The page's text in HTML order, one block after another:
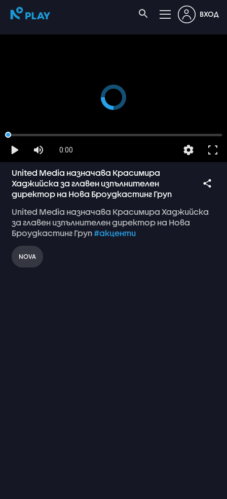
ВХОД
0:00
United Media назначава Красимира
Хаджийска за главен изпълнителен
директор на Нова Броудкастинг Груп
United Media назначава Красимира Хаджийска
за главен изпълнителендиректор на Нова
Броудкастинг Груп#акценти
NOVA